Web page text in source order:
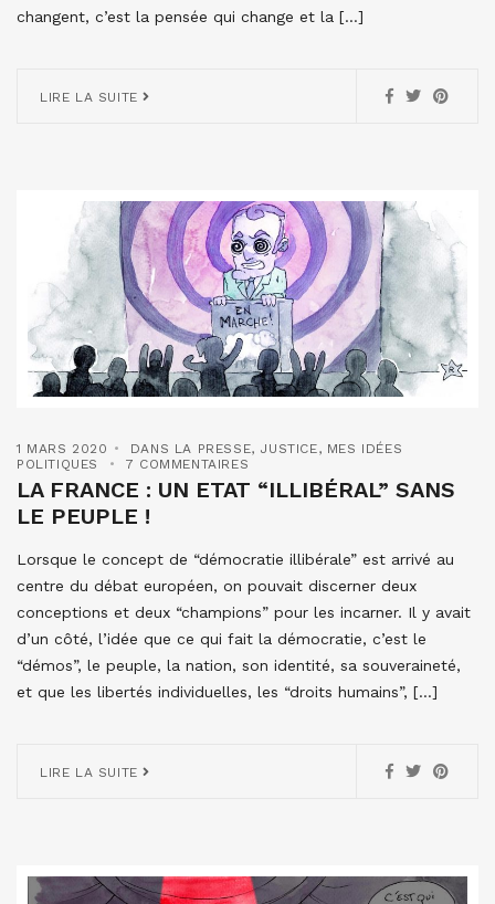
changent, c’est la pensée qui change et la […]
LIRE LA SUITE
1 MARS 2020 DANS LA PRESSE, JUSTICE, MES IDÉES
POLITIQUES
7 COMMENTAIRES
LA FRANCE : UN ETAT “ILLIBÉRAL” SANS
LE PEUPLE !
Lorsque le concept de “démocratie illibérale” est arrivé au
centre du débat européen, on pouvait discerner deux
conceptions et deux “champions” pour les incarner. Il y avait
d’un côté, l’idée que ce qui fait la démocratie, c’est le
“démos”, le peuple, la nation, son identité, sa souveraineté,
et que les libertés individuelles, les “droits humains”, […]
LIRE LA SUITE